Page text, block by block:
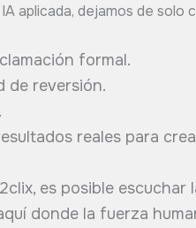
aplicada, dejamos de
formal.
de reversión.
reales para
es posible
donde la fuerza